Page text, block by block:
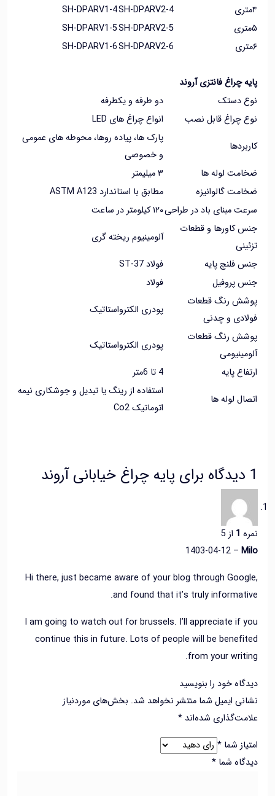
SH-DPARV2-4
SH-DPARV1-4
SH-DPARV2-5
SH-DPARV1-5
SH-DPARV2-6
SH-DPARV1-6
چراغ فانتزی آروند
دستک
دو طرفه و یکطرفه
چراغ قابل نصب
انواع چراغ های LED
پارک ها، پیاده روها، محوطه های عمومی
و خصوصی
لوله ها
گالوانیزه
مطابق با استاندارد ASTM A123
مبنای باد در طراحی۱۲۰ کیلومتر در ساعت
کاورها و قطعات
آلومینیوم ریخته گری
فلنچ پایه
پروفیل
رنگ قطعات
و چدنی
پودری الکترواستاتیک
رنگ قطعات
پودری الکترواستاتیک
پایه
لوله ها
استفاده از رینگ یا تبدیل و جوشکاری نیمه
اتوماتیک Co2
پایه چراغ خیابانی آروند
از 5
1403-04-12
Hi there, just became aware of your blog through
and found that it’s truly
I am going to watch out for brussels. I’ll appreciate if
continue this in future. Lots of people will be
from your
خود را بنویسید
ایمیل شما منتشر نخواهد شد.بخش‌های موردنیاز
شده‌اند *
شما*
شما*